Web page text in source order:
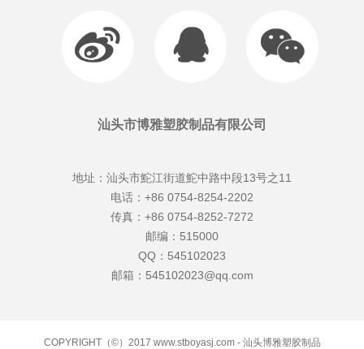
汕头市博雅塑胶制品有限公司
地址：汕头市鮀江街道鮀中路中段13号之11
电话：+86 0754-8254-2202
传真：+86 0754-8252-7272
邮编：515000
QQ：545102023
邮箱：545102023@qq.com
COPYRIGHT（©）2017 www.stboyasj.com - 汕头博雅塑胶制品